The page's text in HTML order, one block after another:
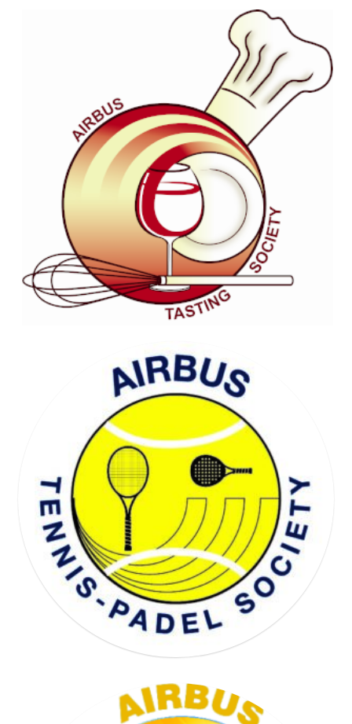
WELL BEING SOCIETY